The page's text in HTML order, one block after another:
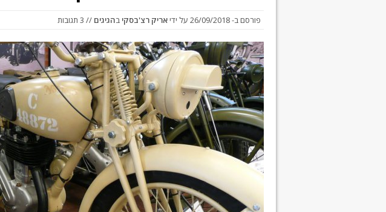
פורסם ב-26/09/2018 על ידי אריק רצ'בסקי בהגיגים // 3 תגובות